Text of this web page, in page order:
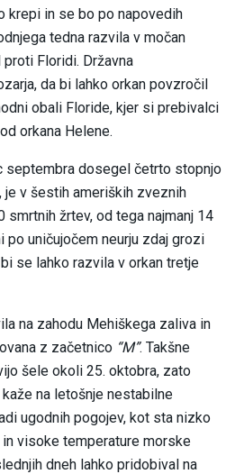
krepi in se bo po napovedih
tedna razvila v močan
Floridi. Državna
da bi lahko orkan povzročil
obali Floride, kjer si prebivalci
orkana Helene.
septembra dosegel četrto stopnjo
v šestih ameriških zveznih
smrtnih žrtev, od tega najmanj 14
po uničujočem neurju zdaj grozi
se lahko razvila v orkan tretje
na zahodu Mehiškega zaliva in
z začetnico “M”. Takšne
šele okoli 25. oktobra, zato
na letošnje nestabilne
ugodnih pogojev, kot sta nizko
visoke temperature morske
dneh lahko pridobival na